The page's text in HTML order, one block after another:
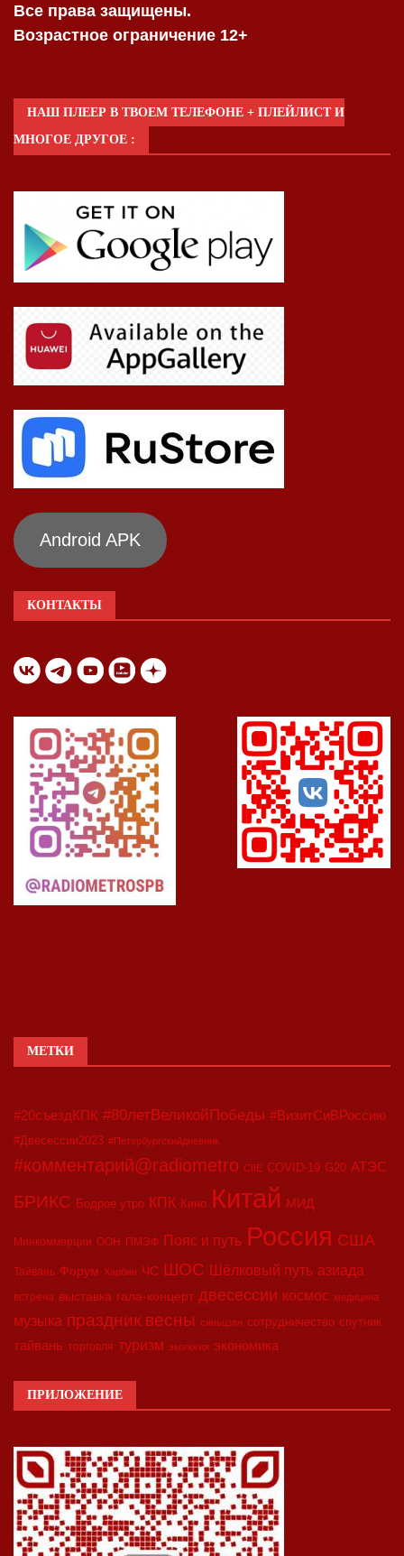
Все права защищены.
Возрастное ограничение 12+
НАШ ПЛЕЕР В ТВОЕМ ТЕЛЕФОНЕ + ПЛЕЙЛИСТ И
МНОГОЕ ДРУГОЕ :
Android APK
КОНТАКТЫ
МЕТКИ
#20съездКПК #80летВеликойПобеды #ВизитСиВРоссию
#Двесессии2023 #Петербургскийдневник
#комментарий@radiometro CIIE COVID-19 G20 АТЭС
БРИКС Бодрое утро КПК Кино Китай МИД
Минкоммерции ООН ПМЭФ Пояс и путь Россия США
Тайвань Форум Харбин ЧС ШОС Шёлковый путь азиада
встреча выставка гала-концерт двесессии космос медицина
музыка праздник весны синьцзян сотрудничество спутник
тайвань торговля туризм экология экономика
ПРИЛОЖЕНИЕ